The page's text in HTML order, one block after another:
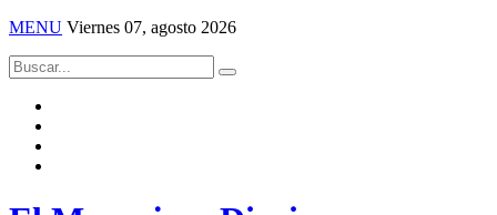
MENU Viernes 07, agosto 2026